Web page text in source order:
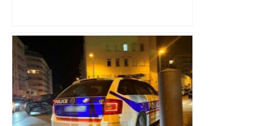
Top 14 : Perpignan mate le leader
Toulouse et quitte la dernière place –
lanouvellerepublique.fr